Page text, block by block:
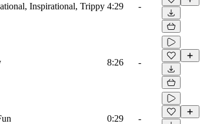
Inspirational, Trippy 4:29 -
8:26 -
0:29 -